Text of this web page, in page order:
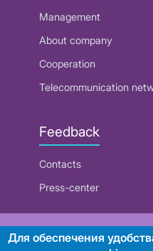
Management
About company
Cooperation
Telecommunication
Feedback
Contacts
Press-center
RUE "Beltelecom"
Для обеспечения